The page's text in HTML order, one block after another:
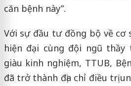
căn bệnh này”.
Với sự đầu tư đồng bộ về cơ
hiện đại cùng đội ngũ thầy
giàu kinh nghiệm, TTUB,
đã trở thành địa chỉ điều trị